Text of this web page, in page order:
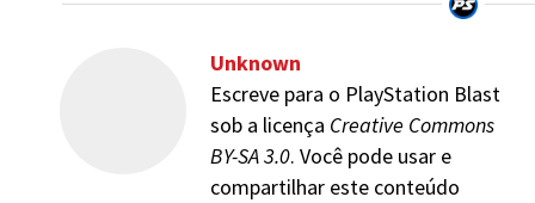
Unknown
Escreve para o PlayStation Blast
sob a licença Creative Commons
BY-SA 3.0. Você pode usar e
compartilhar este conteúdo